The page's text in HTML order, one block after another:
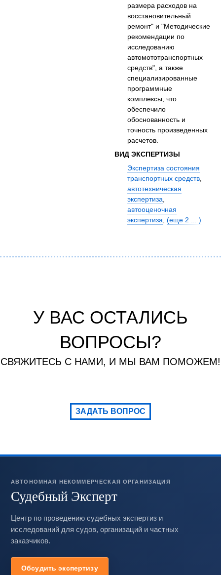
размера расходов на
восстановительный
ремонт" и "Методические
рекомендации по
исследованию
автомототранспортных
средств", а также
специализированные
программные
комплексы, что
обеспечило
обоснованность и
точность произведенных
расчетов.
ВИД ЭКСПЕРТИЗЫ
Экспертиза состояния
транспортных средств,
автотехническая
экспертиза,
автооценочная
экспертиза,(еще 2 ... )
У ВАС ОСТАЛИСЬ
ВОПРОСЫ?
СВЯЖИТЕСЬ С НАМИ, И МЫ ВАМ ПОМОЖЕМ!
ЗАДАТЬ ВОПРОС
АВТОНОМНАЯ НЕКОММЕРЧЕСКАЯ ОРГАНИЗАЦИЯ
Судебный Эксперт
Центр по проведению судебных экспертиз и
исследований для судов, организаций и частных
заказчиков.
Обсудить экспертизу